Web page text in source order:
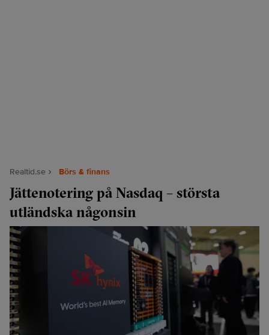
Realtid.se Börs & finans
Jättenotering på Nasdaq – största
utländska någonsin